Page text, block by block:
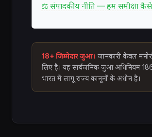
⚖ संपादकीय नीति — हम समीक्षा
18+ जिम्मेदार जुआ। जानकारी केवल
लिए है। यह सार्वजनिक जुआ अधिनियम
भारत में लागू राज्य कानूनों के अधीन है।